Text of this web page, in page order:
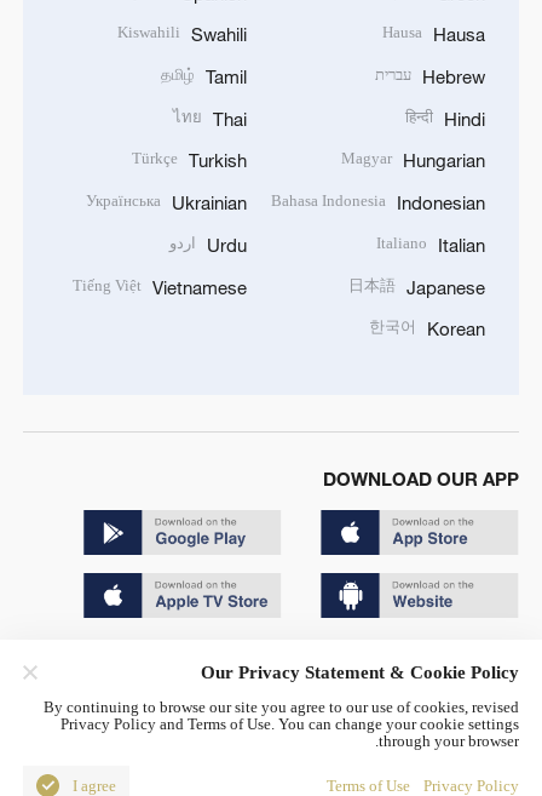
Hausa
Hausa
Hebrew עברית
Hindi
हिन्दी
Hungarian
Magyar
Indonesian
Bahasa Indonesia
Italian
Italiano
Japanese
日本語
Korean
한국어
Swahili
Kiswahili
Tamil
தமிழ்
Thai
ไทย
Turkish
Türkçe
Ukrainian
Українська
Urdu اردو
Vietnamese
Tiếng Việt
DOWNLOAD OUR APP
京公网安备 11010502050052号
Disinformation report hotline: 010-85061466
Our Privacy Statement & Cookie Policy
By continuing to browse our site you agree to our use of cookies, revised
Privacy Policy and Terms of Use. You can change your cookie settings
through your browser.
Privacy Policy
Terms of Use
I agree